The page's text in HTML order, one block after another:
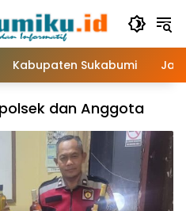
Kabupaten Sukabumi
dan Anggota